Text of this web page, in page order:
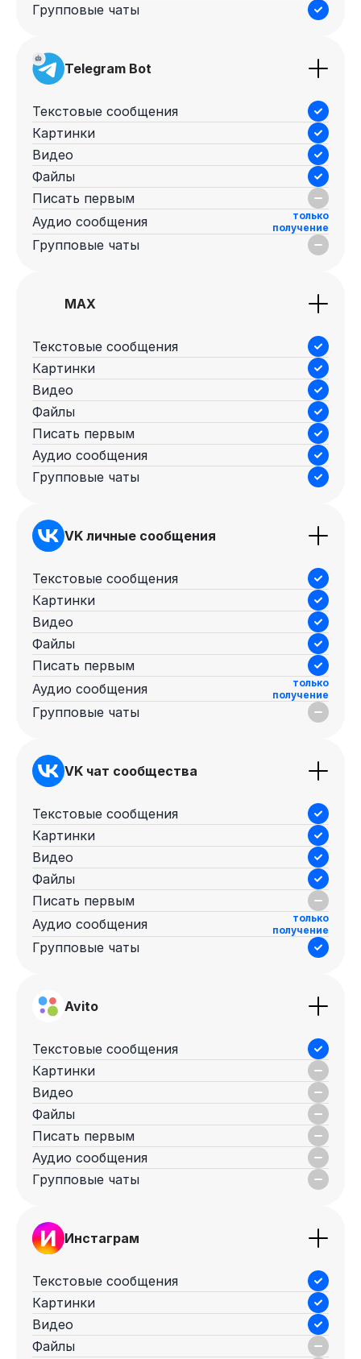
Групповые чаты
Telegram Bot
Текстовые сообщения
Картинки
Видео
Файлы
Писать первым
Аудио сообщения
только
получение
Групповые чаты
MAX
Текстовые сообщения
Картинки
Видео
Файлы
Писать первым
Аудио сообщения
Групповые чаты
VK личные сообщения
Текстовые сообщения
Картинки
Видео
Файлы
Писать первым
Аудио сообщения
только
получение
Групповые чаты
VK чат сообщества
Текстовые сообщения
Картинки
Видео
Файлы
Писать первым
Аудио сообщения
только
получение
Групповые чаты
Avito
Текстовые сообщения
Картинки
Видео
Файлы
Писать первым
Аудио сообщения
Групповые чаты
Инстаграм
Текстовые сообщения
Картинки
Видео
Файлы